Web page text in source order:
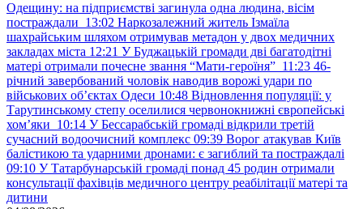
Одещину: на підприємстві загинула одна людина, вісім
постраждали 13:02 Наркозалежний житель Ізмаїла
шахрайським шляхом отримував метадон у двох медичних
закладах міста 12:21 У Буджацькій громади дві багатодітні
матері отримали почесне звання “Мати-героїня” 11:23 46-
річний завербований чоловік наводив ворожі удари по
військових обʼєктах Одеси 10:48 Відновлення популяції: у
Тарутинському степу оселилися червонокнижні європейські
хом’яки 10:14 У Бессарабській громаді відкрили третій
сучасний водоочисний комплекс 09:39 Ворог атакував Київ
балістикою та ударними дронами: є загиблий та постраждалі
09:10 У Татарбунарській громаді понад 45 родин отримали
консультації фахівців медичного центру реабілітації матері та
дитини